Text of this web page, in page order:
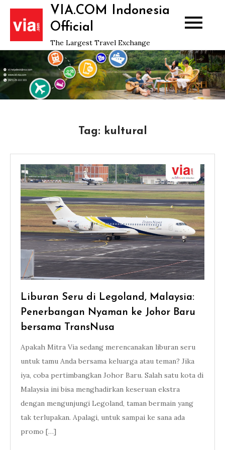
Skip
content
VIA.COM Indonesia
Official
The Largest Travel Exchange
Tag: kultural
Liburan Seru di Legoland, Malaysia:
Penerbangan Nyaman ke Johor Baru
bersama TransNusa
Apakah Mitra Via sedang merencanakan liburan seru
untuk tamu Anda bersama keluarga atau teman? Jika
iya, coba pertimbangkan Johor Baru. Salah satu kota di
Malaysia ini bisa menghadirkan keseruan ekstra
dengan mengunjungi Legoland, taman bermain yang
tak terlupakan. Apalagi, untuk sampai ke sana ada
promo […]